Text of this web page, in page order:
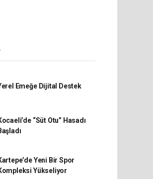
Emeğe Dijital Destek
“Süt Otu” Hasadı
Yeni Bir Spor
Yükseliyor